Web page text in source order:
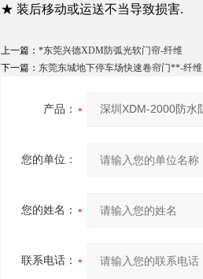
★ 装后移动或运送不当导致损害.
上一篇： *东莞兴德XDM防弧光软门帘-纤维
下一篇： 东莞东城地下停车场快速卷帘门**-纤维
产品：
您的单位：
您的姓名：
联系电话：